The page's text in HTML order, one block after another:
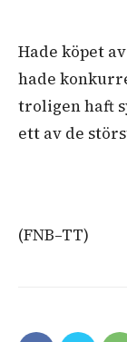
Hade köpet
hade
troligen haft
ett av de
(FNB–TT)